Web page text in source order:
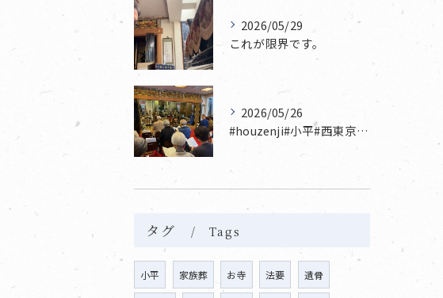
2026/05/29
これが限界です。
2026/05/26
#houzenji#小平#西東京市#東村山#立川市国分寺市寺...
タグ Tags
小平 家族葬 お寺 法要 遺骨